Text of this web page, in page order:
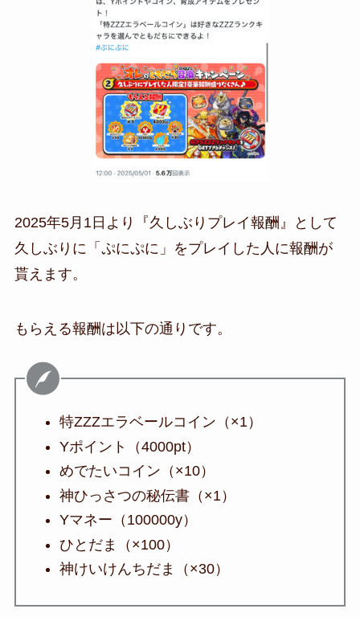
2025年5月1日より『久しぶりプレイ報酬』として
久しぶりに「ぷにぷに」をプレイした人に報酬が
貰えます。
もらえる報酬は以下の通りです。
特ZZZエラベールコイン（×1）
Yポイント（4000pt）
めでたいコイン（×10）
神ひっさつの秘伝書（×1）
Yマネー（100000y）
ひとだま（×100）
神けいけんちだま（×30）